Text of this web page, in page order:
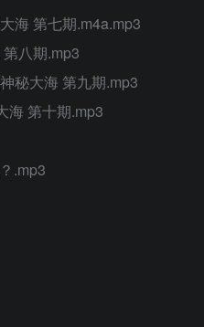
海 第七期.m4a.mp3
八期.mp3
秘大海 第九期.mp3
海 第十期.mp3
.mp3